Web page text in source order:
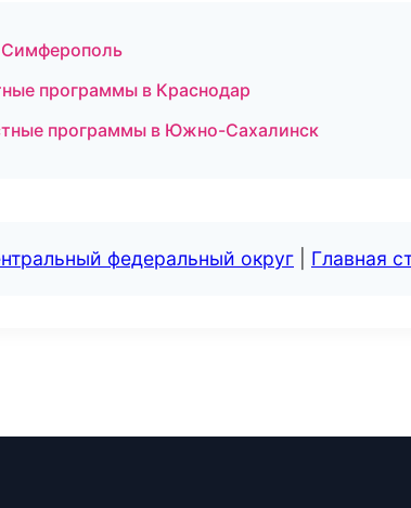
программы в Краснодар
программы в Южно-Сахалинск
федеральный округ Главная